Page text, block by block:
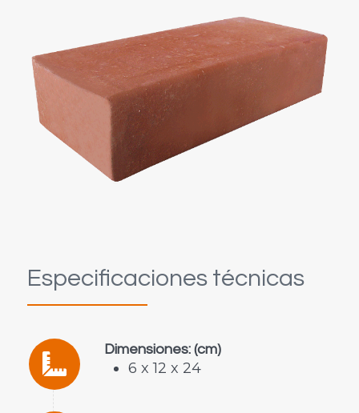
Especificaciones técnicas
Dimensiones: (cm)
6 x 12 x 24